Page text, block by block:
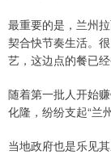
最重要的是，兰州
契合快节奏生活。
艺，这边点的餐已
随着第一批人开始
化隆，纷纷支起“兰
当地政府也是乐见